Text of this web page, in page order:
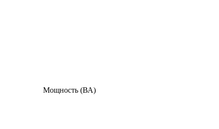
Мощность (ВА)